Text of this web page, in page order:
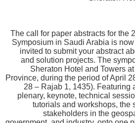
The call for paper abstracts for the
Symposium in Saudi Arabia is
invited to submit your abstract
and solution projects. The
Sheraton Hotel and Towers
Province, during the period of April
28 – Rajab 1, 1435). Featuring
plenary, keynote, technical
tutorials and workshops, the
stakeholders in the